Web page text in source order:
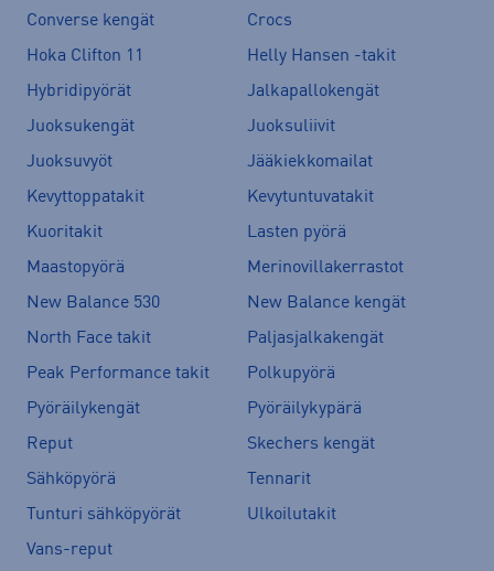
Converse kengät
Crocs
Hoka Clifton 11
Helly Hansen -takit
Hybridipyörät
Jalkapallokengät
Juoksukengät
Juoksuliivit
Juoksuvyöt
Jääkiekkomailat
Kevyttoppatakit
Kevytuntuvatakit
Kuoritakit
Lasten pyörä
Maastopyörä
Merinovillakerrastot
New Balance 530
New Balance kengät
North Face takit
Paljasjalkakengät
Peak Performance takit
Polkupyörä
Pyöräilykengät
Pyöräilykypärä
Reput
Skechers kengät
Sähköpyörä
Tennarit
Tunturi sähköpyörät
Ulkoilutakit
Vans-reput